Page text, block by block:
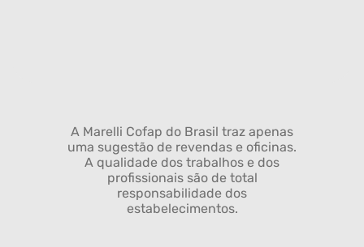
A Marelli Cofap do Brasil traz apenas
uma sugestão de revendas e oficinas.
A qualidade dos trabalhos e dos
profissionais são de total
responsabilidade dos
estabelecimentos.